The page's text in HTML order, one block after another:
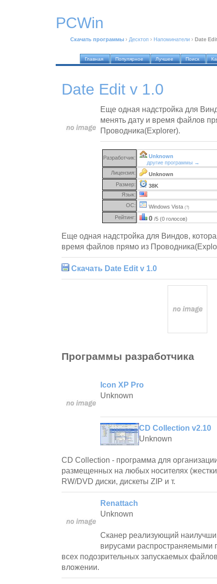
PCWin
Скачать программы › Десктоп › Напоминатели › Date
Главная Популярное Лучшее Поиск
Date Edit v 1.0
Еще одная надстройка для
менять дату и время файлов
Проводника(Explorer).
Разработчик:
Unknown
другие программы →
Лицензия:
Unknown
Размер:
38K
Язык:
ОС:
Windows Vista (?)
Рейтинг: 0 /5 (0 голосов)
Еще одная надстройка для Виндов,
время файлов прямо из
Скачать Date Edit v 1.0
Программы разработчика
Icon XP Pro
Unknown
CD Collection v2.10
Unknown
CD Collection - программа для
размещенных на любых носителях
RW/DVD диски, дискеты ZIP и т.
Renattach
Unknown
Сканер реализующий
вирусами распространяемыми
всех подозрительных запускаемых
вложении.